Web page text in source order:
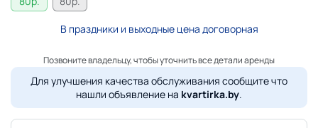
В праздники и выходные цена договорная
Позвоните владельцу, чтобы уточнить все детали аренды
Для улучшения качества обслуживания сообщите что
нашли объявление на kvartirka.by.